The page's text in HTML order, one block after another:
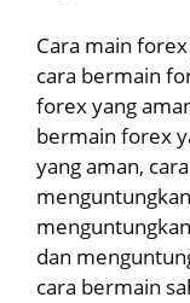
Cara main
cara bermain
forex yang
bermain forex
yang aman,
dan
cara bermain